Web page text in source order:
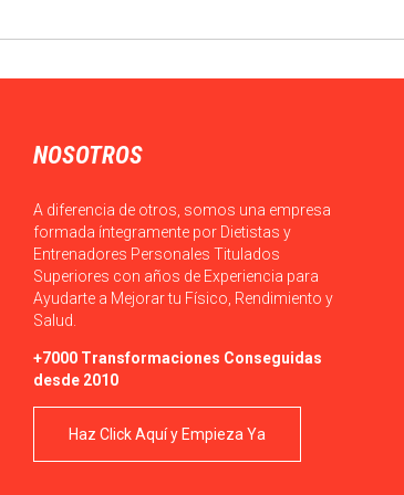
NOSOTROS
A diferencia de otros, somos una empresa
formada íntegramente por Dietistas y
Entrenadores Personales Titulados
Superiores con años de Experiencia para
Ayudarte a Mejorar tu Físico, Rendimiento y
Salud.
+7000 Transformaciones Conseguidas
desde 2010
Haz Click Aquí y Empieza Ya